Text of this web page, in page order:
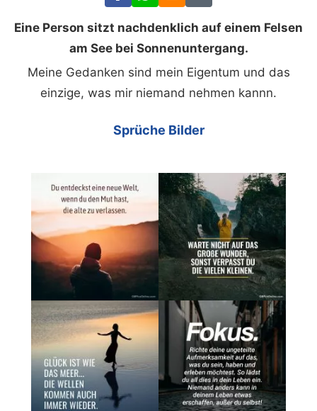
Eine Person sitzt nachdenklich auf einem Felsen
am See bei Sonnenuntergang.
Meine Gedanken sind mein Eigentum und das
einzige, was mir niemand nehmen kannn.
Sprüche Bilder